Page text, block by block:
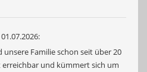
Familie schon seit über 20
erreichbar und kümmert sich um